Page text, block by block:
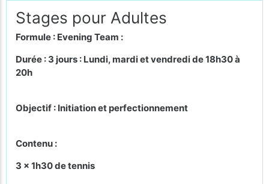
Stages pour Adultes
Formule : Evening Team :
Durée : 3 jours : Lundi, mardi et vendredi de 18h30 à
20h
Objectif : Initiation et perfectionnement
Contenu :
3 x 1h30 de tennis